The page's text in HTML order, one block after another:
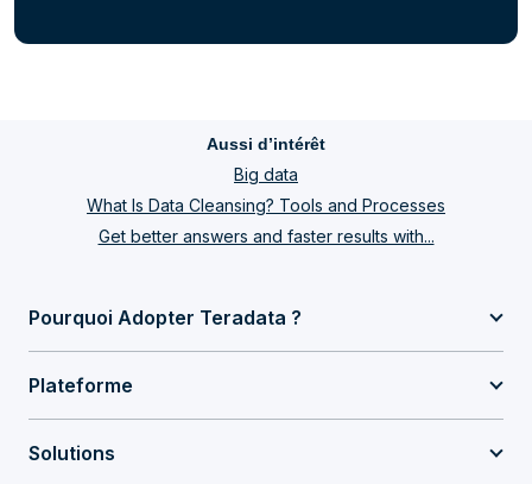
Aussi d’intérêt
Big data
What Is Data Cleansing? Tools and Processes
Get better answers and faster results with...
Pourquoi Adopter Teradata ?
Plateforme
Solutions